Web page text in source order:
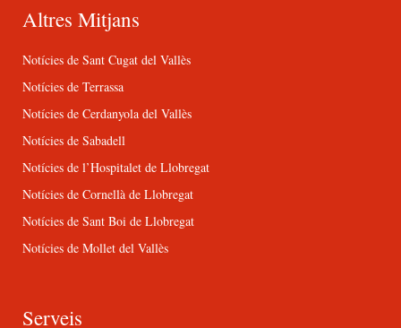
Altres Mitjans
Notícies de Sant Cugat del Vallès
Notícies de Terrassa
Notícies de Cerdanyola del Vallès
Notícies de Sabadell
Notícies de l’Hospitalet de Llobregat
Notícies de Cornellà de Llobregat
Notícies de Sant Boi de Llobregat
Notícies de Mollet del Vallès
Serveis